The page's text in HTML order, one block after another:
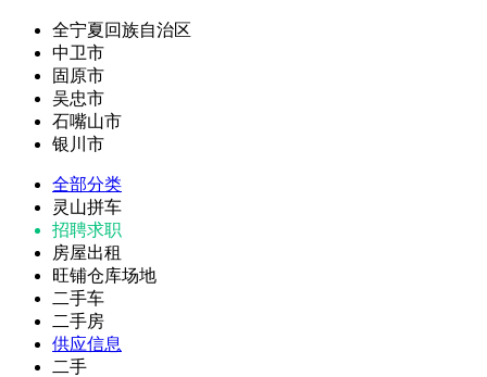
全宁夏回族自治区
中卫市
固原市
吴忠市
石嘴山市
银川市
全部分类
灵山拼车
招聘求职
房屋出租
旺铺仓库场地
二手车
二手房
供应信息
二手